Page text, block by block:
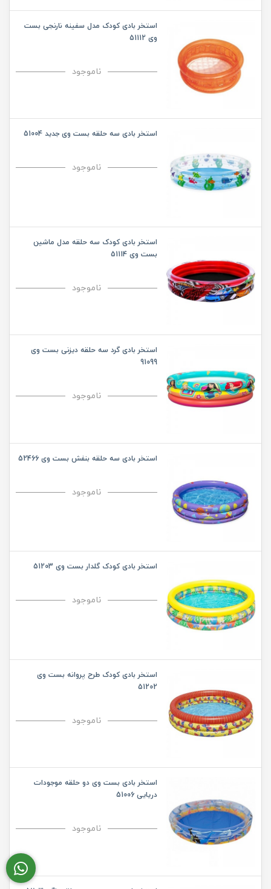
استخر بادی کودک مدل سفینه نارنجی بست
وی 51112
ناموجود
استخر بادی سه حلقه بست وی جدید 51004
ناموجود
استخر بادی کودک سه حلقه مدل ماشین
بست وی 51114
ناموجود
استخر بادی گرد سه حلقه دیزنی بست وی
91099
ناموجود
استخر بادی سه حلقه بنفش بست وی 52466
ناموجود
استخر بادی کودک گلدار بست وی 51203
ناموجود
استخر بادی کودک طرح پروانه بست وی
51202
ناموجود
استخر بادی بست وی دو حلقه موجودات
دریایی 51006
ناموجود